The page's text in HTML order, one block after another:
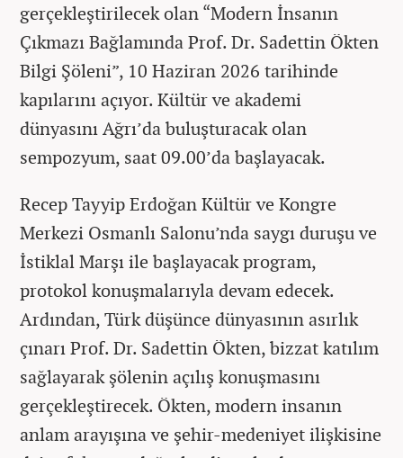
gerçekleştirilecek olan “Modern İnsanın
Çıkmazı Bağlamında Prof. Dr. Sadettin Ökten
Bilgi Şöleni”, 10 Haziran 2026 tarihinde
kapılarını açıyor. Kültür ve akademi
dünyasını Ağrı’da buluşturacak olan
sempozyum, saat 09.00’da başlayacak.
Recep Tayyip Erdoğan Kültür ve Kongre
Merkezi Osmanlı Salonu’nda saygı duruşu ve
İstiklal Marşı ile başlayacak program,
protokol konuşmalarıyla devam edecek.
Ardından, Türk düşünce dünyasının asırlık
çınarı Prof. Dr. Sadettin Ökten, bizzat katılım
sağlayarak şölenin açılış konuşmasını
gerçekleştirecek. Ökten, modern insanın
anlam arayışına ve şehir-medeniyet ilişkisine